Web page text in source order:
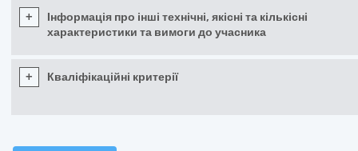
+
Інформація про інші технічні, якісні та кількісні
характеристики та вимоги до учасника
+ Кваліфікаційні критерії